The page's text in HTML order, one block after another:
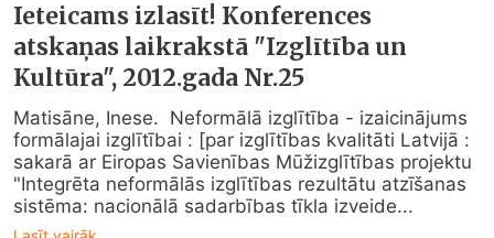
Ieteicams izlasīt! Konferences
atskaņas laikrakstā "Izglītība un
Kultūra", 2012.gada Nr.25
Matisāne, Inese.  Neformālā izglītība - izaicinājums
formālajai izglītībai : [par izglītības kvalitāti Latvijā :
sakarā ar Eiropas Savienības Mūžizglītības projektu
"Integrēta neformālās izglītības rezultātu atzīšanas
sistēma: nacionālā sadarbības tīkla izveide...